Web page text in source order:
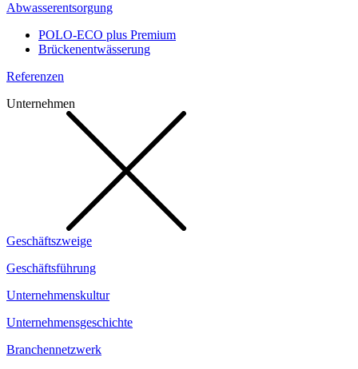
Abwasserentsorgung
POLO-ECO plus Premium
Brückenentwässerung
Referenzen
Unternehmen
Geschäftszweige
Geschäftsführung
Unternehmenskultur
Unternehmensgeschichte
Branchennetzwerk